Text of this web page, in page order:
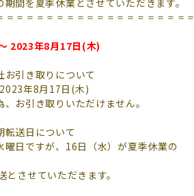
間を夏季休業とさせていただきます。
＝＝＝＝＝＝＝＝＝＝＝＝＝＝＝＝＝
2023年8月17日(木)
引き取りについて
年8月17日(木)
お引き取りいただけません。
送日について
日ですが、16日（水）が夏季休業の
とさせていただきます。